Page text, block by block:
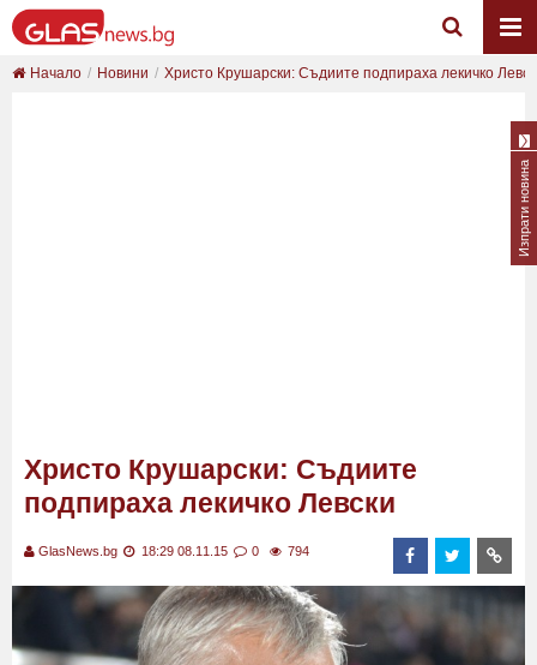
Начало Новини Христо Крушарски: Съдиите подпираха лекичко
Христо Крушарски: Съдиите
подпираха лекичко Левски
GlasNews.bg 18:29 08.11.15 0 794
Изпрати новина